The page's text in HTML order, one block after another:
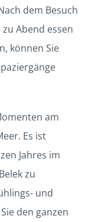
dem Besuch
zu Abend essen
können Sie
am
Es ist
Jahres im
zu
und
den ganzen